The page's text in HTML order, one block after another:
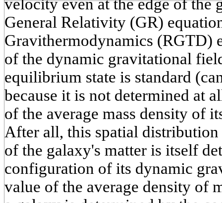
velocity even at the edge of the
General Relativity (GR)
Gravithermodynamics (RGTD)
of the dynamic gravitational
equilibrium state is standard
because it is not determined at
of the average mass density of
After all, this spatial distribution
of the galaxy's matter is itself
configuration of its dynamic
value of the average density of